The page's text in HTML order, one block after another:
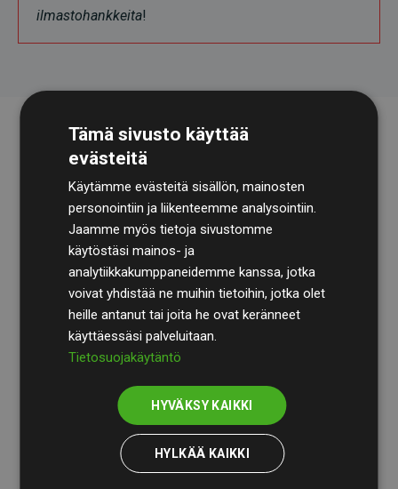
ilmastohankkeita!
TilintarkastusyhtiöBDOkäy säännöllisesti läpi
laskelmamme ja menetelmämme varmistaakseen
läpinäkyvyyden ja luotettavuuden.
Heidän tarkastuksensa osoittavat, että investoinnit
ilmastohankkeisiin kompensoivat keskimäärin
arvioiduista CO₂-päästöistä
jäsenverkkosivustoilla –
selkeä todiste toimintatapamme todellisesta
Tämä sivusto käyttää
evästeitä
Käytämme evästeitä sisällön, mainosten
personointiin ja liikenteemme analysointiin.
Jaamme myös tietoja sivustomme
käytöstäsi mainos- ja
analytiikkakumppaneidemme kanssa, jotka
voivat yhdistää ne muihin tietoihin, jotka olet
heille antanut tai joita he ovat keränneet
käyttäessäsi palveluitaan.
Tietosuojakäytäntö
HYVÄKSY KAIKKI
HYLKÄÄ KAIKKI